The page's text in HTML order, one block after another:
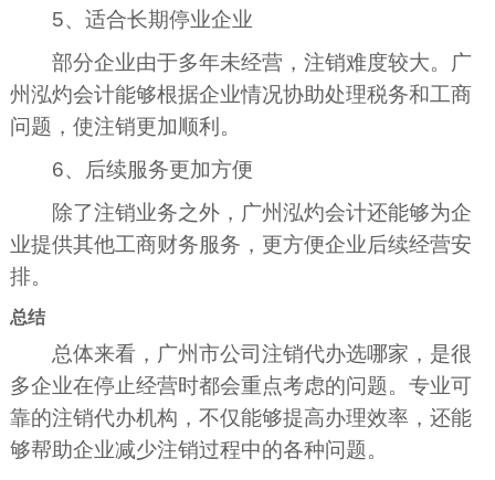
5、适合长期停业企业
部分企业由于多年未经营，注销难度较大。广
州泓灼会计能够根据企业情况协助处理税务和工商
问题，使注销更加顺利。
6、后续服务更加方便
除了注销业务之外，广州泓灼会计还能够为企
业提供其他工商财务服务，更方便企业后续经营安
排。
总结
总体来看，广州市公司注销代办选哪家，是很
多企业在停止经营时都会重点考虑的问题。专业可
靠的注销代办机构，不仅能够提高办理效率，还能
够帮助企业减少注销过程中的各种问题。